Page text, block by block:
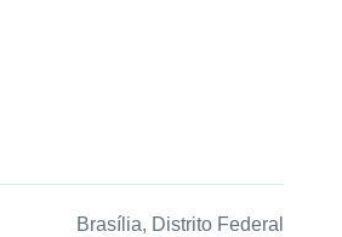
Brasília, Distrito Federal